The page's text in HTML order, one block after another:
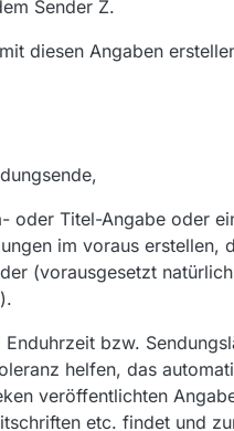
Sender Z.
diesen Angaben
oder Titel-Angabe oder
im voraus
(vorausgesetzt
bzw.
helfen, das
veröffentlichten
etc. findet und